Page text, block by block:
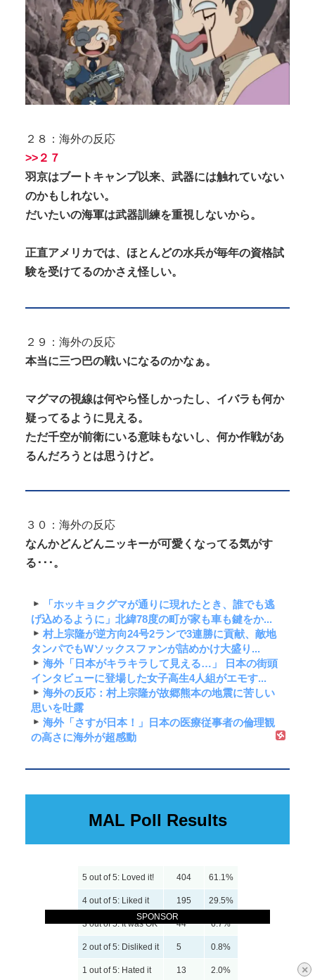
×
２８：海外の反応
>>２７
羽京はブートキャンプ以来、武器には触れていない
のかもしれない。
だいたいの海軍は武器訓練を重視しないから。
正直アメリカでは、ほとんどの水兵が毎年の資格試
験を受けてるのかさえ怪しい。
２９：海外の反応
本当に三つ巴の戦いになるのかなぁ。
マグマの視線は何やら怪しかったし、イバラも何か
疑ってるように見える。
ただ千空が前衛にいる意味もないし、何か作戦があ
るんだろうとは思うけど。
３０：海外の反応
なんかどんどんニッキーが可愛くなってる気がす
る･･･。
SPONSOR
「ホッキョクグマが通りに現れたとき、誰でも逃
げ込めるように」北緯78度の町が家も車も鍵をか...
村上宗隆が逆方向24号2ランで3連勝に貢献、敵地
タンパでもWソックスファンが詰めかけ大盛り...
海外「日本がキラキラして見える…」 日本の街頭
インタビューに登場した女子高生4人組がエモす...
海外の反応：村上宗隆が故郷熊本の地震に苦しい
思いを吐露
海外「さすが日本！」日本の医療従事者の倫理観
の高さに海外が超感動
MAL Poll Results
5 out of 5: Loved it! 404 61.1%
4 out of 5: Liked it 195 29.5%
3 out of 5: It was OK 44 6.7%
2 out of 5: Disliked it 5 0.8%
1 out of 5: Hated it 13 2.0%